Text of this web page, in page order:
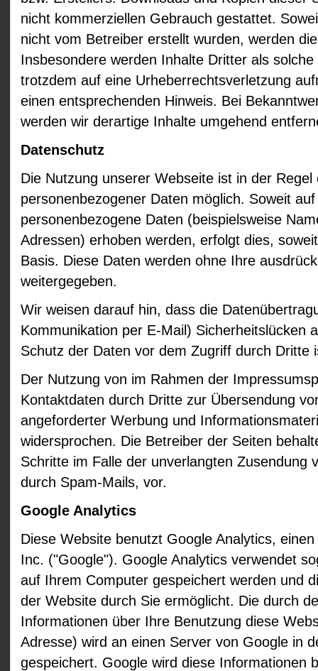
nicht kommerziellen Gebrauch gestattet.
nicht vom Betreiber erstellt wurden, werden
Insbesondere werden Inhalte Dritter als
trotzdem auf eine Urheberrechtsverletzung
einen entsprechenden Hinweis. Bei
werden wir derartige Inhalte umgehend
Datenschutz
Die Nutzung unserer Webseite ist in der Regel
personenbezogener Daten möglich. Soweit
personenbezogene Daten (beispielsweise
Adressen) erhoben werden, erfolgt dies,
Basis. Diese Daten werden ohne Ihre
weitergegeben.
Wir weisen darauf hin, dass die
Kommunikation per E-Mail) Sicherheitslücken
Schutz der Daten vor dem Zugriff durch Dritte
Der Nutzung von im Rahmen der
Kontaktdaten durch Dritte zur Übersendung
angeforderter Werbung und
widersprochen. Die Betreiber der Seiten
Schritte im Falle der unverlangten Zusendung
durch Spam-Mails, vor.
Google Analytics
Diese Website benutzt Google Analytics,
Inc. ("Google"). Google Analytics verwendet
auf Ihrem Computer gespeichert werden und
der Website durch Sie ermöglicht. Die durch
Informationen über Ihre Benutzung diese
Adresse) wird an einen Server von Google in
gespeichert. Google wird diese Informationen